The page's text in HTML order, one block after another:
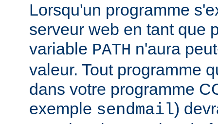
Lorsqu'un programme
serveur web en tant que
variable PATH n'aura
valeur. Tout programme
dans votre programme
exemple sendmail)